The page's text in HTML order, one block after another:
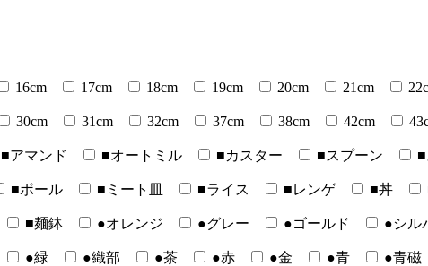
16cm 17cm 18cm 19cm 20cm 21cm
30cm 31cm 32cm 37cm 38cm 42cm
■アマンド ■オートミル ■カスター ■スプーン
■ボール ■ミート皿 ■ライス ■レンゲ ■丼
■麺鉢 ●オレンジ ●グレー ●ゴールド ●シル
●緑 ●織部 ●茶 ●赤 ●金 ●青 ●青磁